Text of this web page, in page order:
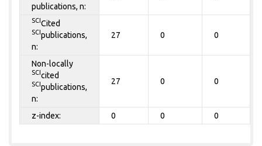
publications, n:
SCI Cited
SCI publications,
n:
27 0 0
Non-locally
SCI cited
SCI publications,
n:
27 0 0
z-index: 0 0 0